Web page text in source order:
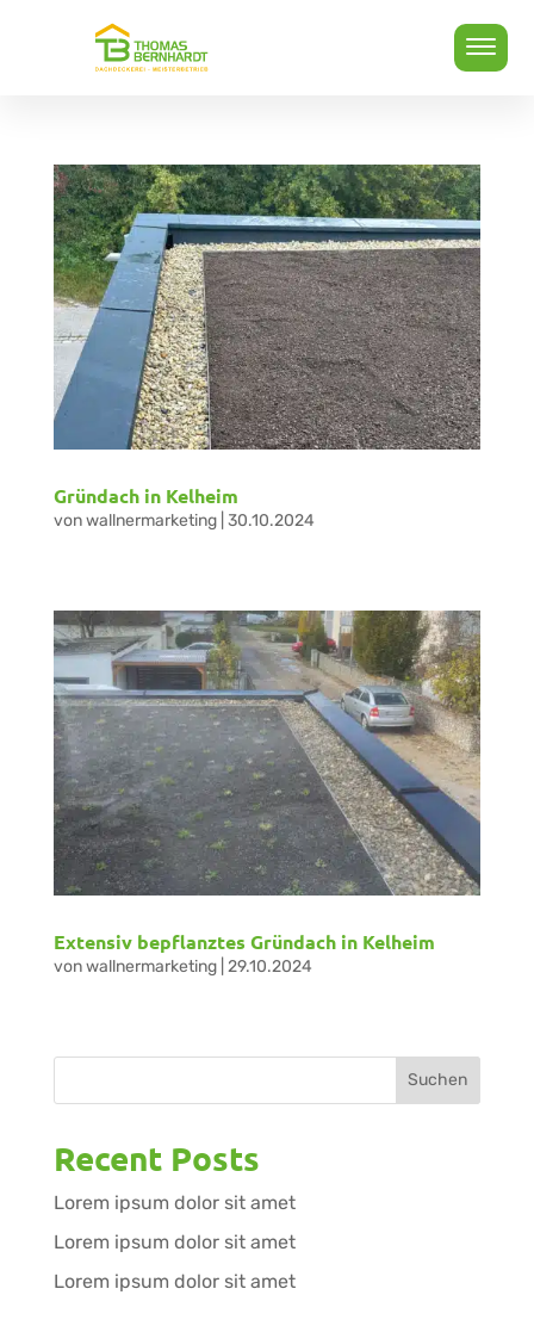
Gründach in Kelheim
vonwallnermarketing| 30.10.2024
Extensiv bepflanztes Gründach in Kelheim
vonwallnermarketing| 29.10.2024
Suchen
Recent Posts
Lorem ipsum dolor sit amet
Lorem ipsum dolor sit amet
Lorem ipsum dolor sit amet